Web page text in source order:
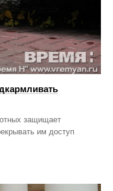
защищает
им доступ